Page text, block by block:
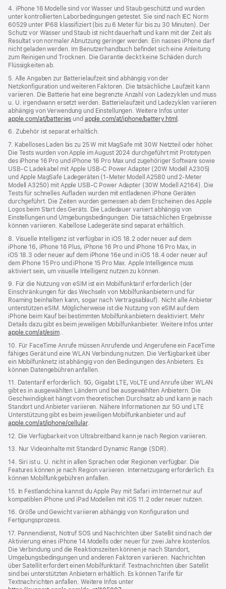
4. iPhone 16 Modelle sind vor Wasser und Staub geschützt und wurden
unter kontrollierten Laborbedingungen getestet. Sie sind nach IEC Norm
60529 unter IP68 klassifiziert (bis zu 6 Meter für bis zu 30 Minuten). Der
Schutz vor Wasser und Staub ist nicht dauerhaft und kann mit der Zeit als
Resultat von normaler Abnutzung geringer werden. Ein nasses iPhone darf
nicht geladen werden. Im Benutzerhandbuch befindet sich eine Anleitung
zum Reinigen und Trocknen. Die Garantie deckt keine Schäden durch
Flüssigkeiten ab.
5. Alle Angaben zur Batterielaufzeit sind abhängig von der
Netzkonfiguration und weiteren Faktoren. Die tatsächliche Laufzeit kann
variieren. Die Batterie hat eine begrenzte Anzahl von Lade­zyklen und muss
u. U. irgend­wann ersetzt werden. Batterielaufzeit und Ladezyklen variieren
abhängig von Verwendung und Einstellungen. Weitere Infos unter
apple.com/at/batteries und apple.com/at/iphone/battery.html
6. Zubehör ist separat erhältlich.
7. Kabelloses Laden bis zu 25 W mit MagSafe mit 30W Netzteil oder höher.
Die Tests wurden von Apple im August 2024 durchgeführt mit Prototypen
des iPhone 16 Pro und iPhone 16 Pro Max und zugehöriger Software­ sowie
USB‑C Ladekabel mit Apple USB‑C Power Adapter (20W Modell A2305)
und Apple MagSafe Ladegeräten (1‑Meter Modell A2580 und 2‑Meter
Modell A3250) mit Apple USB‑C Power Adapter (30W Modell A2164). Die
Tests für schnelles Aufladen wurden mit entladenen iPhone Geräten
durchgeführt. Die Zeiten wurden gemessen ab dem Erscheinen des Apple
Logos beim Start des Geräts. Die Ladedauer variiert abhängig von
Einstellungen und Umgebungsbedingungen. Die tatsächlichen Ergebnisse
können variieren. Kabellose Ladegeräte sind separat erhältlich.
8. Visuelle Intelligenz ist verfügbar in iOS 18.2 oder neuer auf dem
iPhone 16, iPhone 16 Plus, iPhone 16 Pro und iPhone 16 Pro Max, in
iOS 18.3 oder neuer auf dem iPhone 16e und in iOS 18.4 oder neuer auf
dem iPhone 15 Pro und iPhone 15 Pro Max. Apple Intelligence muss
aktiviert sein, um visuelle Intelligenz nutzen zu können.
9. Für die Nutzung von eSIM ist ein Mobilfunktarif erforderlich (der
Einschränkungen für das Wechseln von Mobilfunkanbietern und für
Roaming beinhalten kann, sogar nach Vertragsablauf). Nicht alle Anbieter
unterstützen eSIM. Möglicherweise ist die Nutzung von eSIM auf dem
iPhone beim Kauf bei bestimmten Mobilfunkanbietern deaktiviert. Mehr
Details dazu gibt es beim jeweiligen Mobilfunkanbieter. Weitere Infos unter
apple.com/at/esim..
10. Für FaceTime Anrufe müssen Anrufende und Angerufene ein FaceTime
fähiges Gerät und eine WLAN Verbindung nutzen. Die Verfügbarkeit über
ein Mobilfunknetz ist abhängig von den Bedingungen des Anbieters. Es
können Datengebühren anfallen.
11. Datentarif erforderlich. 5G, Gigabit LTE, VoLTE und Anrufe über WLAN
gibt es in ausgewählten Ländern und bei ausgewählten Anbietern. Die
Geschwindigkeit hängt vom theoretischen Durchsatz ab und kann je nach
Standort und Anbieter variieren. Nähere Informationen zur 5G und LTE
Unterstützung gibt es beim jeweiligen Mobilfunkanbieter und auf
apple.com/at/iphone/cellular.
12. Die Verfügbarkeit von Ultrabreitband kann je nach Region variieren.
13. Nur Videoinhalte mit Standard Dynamic Range (SDR).
14. Siri ist u. U. nicht in allen Sprachen oder Regionen verfügbar. Die
Features können je nach Region variieren. Internetzugang erforderlich. Es
können Mobilfunkgebühren anfallen.
15. In Festlandchina kannst du Apple Pay mit Safari im Internet nur auf
kompatiblen iPhone und iPad Modellen mit iOS 11.2 oder neuer nutzen.
16. Größe und Gewicht variieren abhängig von Konfiguration und
Fertigungsprozess.
17. Pannendienst, Notruf SOS und Nachrichten über Satellit sind nach der
Aktivierung eines iPhone 14 Modells oder neuer für zwei Jahre kostenlos.
Die Verbindung und die Reaktionszeiten können je nach Standort,
Umgebungsbedingungen und anderen Faktoren variieren. Nachrichten
über Satellit erfordert einen Mobilfunktarif. Textnachrichten über Satellit
sind bei unterstützten Anbietern erhältlich. Es können Tarife für
Textnachrichten anfallen. Weitere Infos unter